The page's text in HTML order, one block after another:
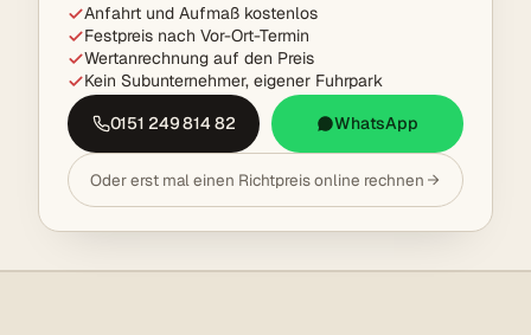
Anfahrt und Aufmaß kostenlos
Festpreis nach Vor-Ort-Termin
Wertanrechnung auf den Preis
Kein Subunternehmer, eigener Fuhrpark
0151 249 814 82
WhatsApp
Oder erst mal einen Richtpreis online rechnen